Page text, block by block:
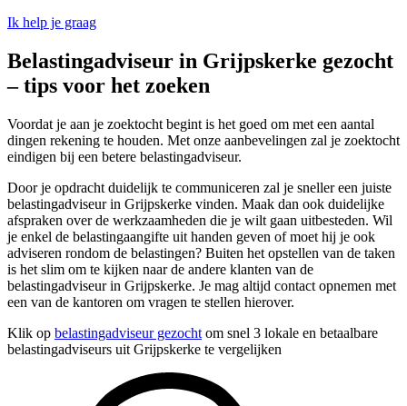
Ik help je graag
Belastingadviseur in Grijpskerke gezocht
– tips voor het zoeken
Voordat je aan je zoektocht begint is het goed om met een aantal
dingen rekening te houden. Met onze aanbevelingen zal je zoektocht
eindigen bij een betere belastingadviseur.
Door je opdracht duidelijk te communiceren zal je sneller een juiste
belastingadviseur in Grijpskerke vinden. Maak dan ook duidelijke
afspraken over de werkzaamheden die je wilt gaan uitbesteden. Wil
je enkel de belastingaangifte uit handen geven of moet hij je ook
adviseren rondom de belastingen? Buiten het opstellen van de taken
is het slim om te kijken naar de andere klanten van de
belastingadviseur in Grijpskerke. Je mag altijd contact opnemen met
een van de kantoren om vragen te stellen hierover.
Klik op belastingadviseur gezocht om snel 3 lokale en betaalbare
belastingadviseurs uit Grijpskerke te vergelijken